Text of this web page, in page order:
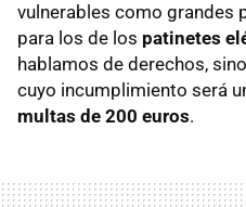
vulnerables como grandes
para los de los patinetes
hablamos de derechos,
cuyo incumplimiento será
multas de 200 euros.